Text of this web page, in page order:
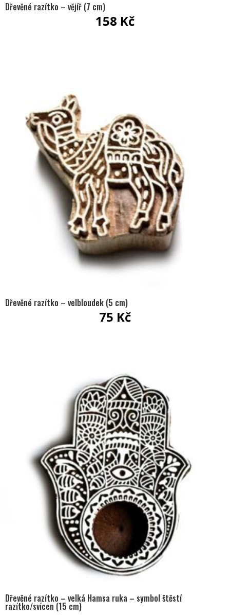
Dřevěné razítko – vějíř (7 cm)
158 Kč
Dřevěné razítko – velbloudek (5 cm)
75 Kč
Dřevěné razítko – velká Hamsa ruka – symbol štěstí
razítko/svícen (15 cm)